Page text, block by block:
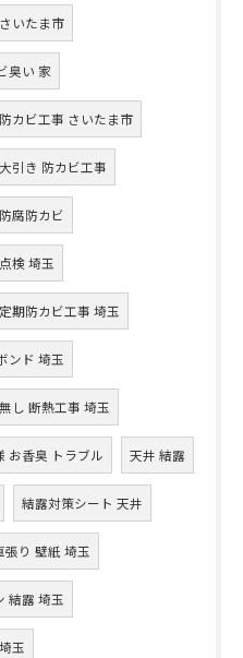
いたま市
臭い 家
カビ工事 さいたま市
引き 防カビ工事
腐防カビ
検 埼玉
期防カビ工事 埼玉
ンド 埼玉
し 断熱工事 埼玉
お香臭 トラブル 天井 結露
結露対策シート 天井
張り 壁紙 埼玉
結露 埼玉
玉